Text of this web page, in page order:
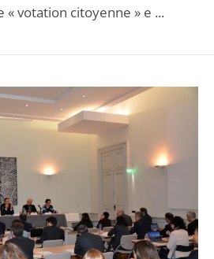
« votation citoyenne » e ...